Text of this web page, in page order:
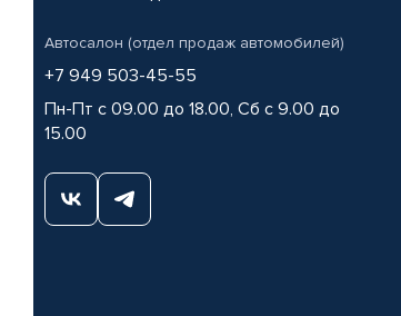
Автосалон (отдел продаж автомобилей)
+7 949 503-45-55
Пн-Пт с 09.00 до 18.00, Сб с 9.00 до
15.00